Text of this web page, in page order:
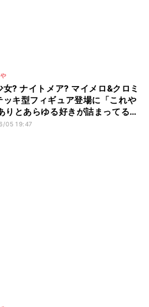
女? ナイトメア? マイメロ&クロミ
ッキ型フィギュア登場に「これや
りとあらゆる好きが詰まってる」
ぶかわいくて神」とファン悶絶
05 19:47